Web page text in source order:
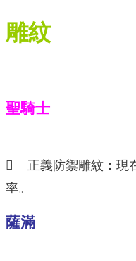
雕紋
聖騎士
 正義防禦雕紋：現
率。
薩滿